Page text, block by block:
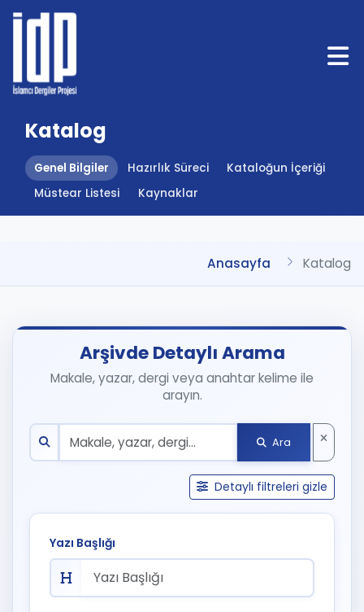
Katalog
Genel Bilgiler Hazırlık Süreci
Kataloğun İçeriği
Müstear Listesi
Kaynaklar
Anasayfa Katalog
Arşivde Detaylı Arama
Makale, yazar, dergi veya anahtar kelime ile
arayın.
Ara
Detaylı filtreleri gizle
Yazı Başlığı